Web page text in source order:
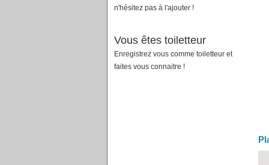
n'hésitez pas à l'ajouter !
Vous êtes toiletteur
Enregistrez vous comme toiletteur et
faites vous connaitre !